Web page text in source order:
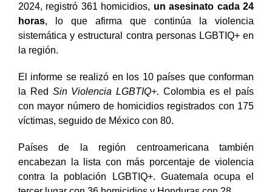
2024, registró 361 homicidios, un asesinato cada 24
horas, lo que afirma que continúa la violencia
sistemática y estructural contra personas LGBTIQ+ en
la región.
El informe se realizó en los 10 países que conforman
la Red Sin Violencia LGBTIQ+. Colombia es el país
con mayor número de homicidios registrados con 175
víctimas, seguido de México con 80.
Países de la región centroamericana también
encabezan la lista con más porcentaje de violencia
contra la población LGBTIQ+. Guatemala ocupa el